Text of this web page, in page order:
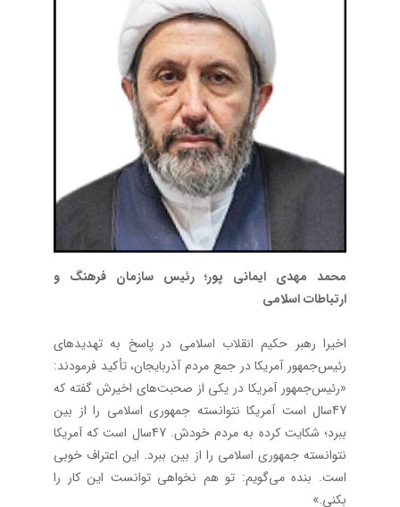
محمد مهدی ایمانی پور‌؛ رئیس سازمان فرهنگ و
ارتباطات اسلامی
اخیرا رهبر حکیم انقلاب اسلامی در پاسخ به تهدیدهای
رئیس‌جمهور آمریکا در جمع مردم آذربایجان، تأکید فرمودند:
«رئیس‌جمهور آمریکا در یکی از صحبت‌های اخیرش گفته که
47سال است ‌آمریکا نتوانسته جمهوری اسلامی را از بین
ببرد؛ شکایت کرده به مردم خودش. 47سال است که آمریکا
نتوانسته جمهوری اسلامی را از بین ببرد. این اعتراف خوبی
است. بنده می‌گویم: تو هم نخواهی توانست این کار را
بکنی.»